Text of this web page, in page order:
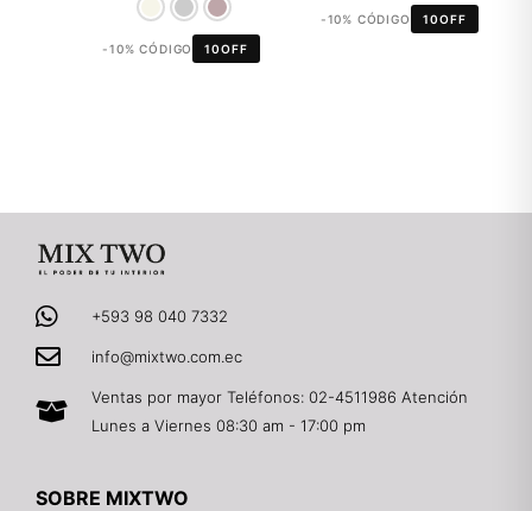
-10% CÓDIGO 10OFF
-10% CÓDIGO 10OFF
+593 98 040 7332
info@mixtwo.com.ec
Ventas por mayor Teléfonos: 02-4511986 Atención
Lunes a Viernes 08:30 am - 17:00 pm
SOBRE MIXTWO